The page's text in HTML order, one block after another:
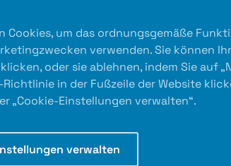
um das ordnungsgemäße
verwenden. Sie können
oder sie ablehnen, indem Sie auf
in der Fußzeile der Website
„Cookie-Einstellungen verwalten“.
verwalten